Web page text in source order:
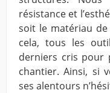
résistance et
soit le matériau
cela, tous les
derniers cris pour
chantier. Ainsi, si
ses alentours